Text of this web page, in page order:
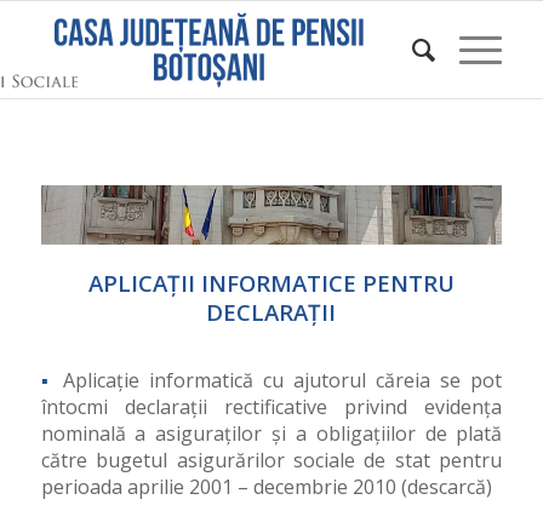
APLICAȚII INFORMATICE PENTRU
DECLARAȚII
▪ Aplicație informatică cu ajutorul căreia se pot
întocmi declarații rectificative privind evidența
nominală a asiguraților și a obligațiilor de plată
către bugetul asigurărilor sociale de stat pentru
perioada aprilie 2001 – decembrie 2010 (descarcă)